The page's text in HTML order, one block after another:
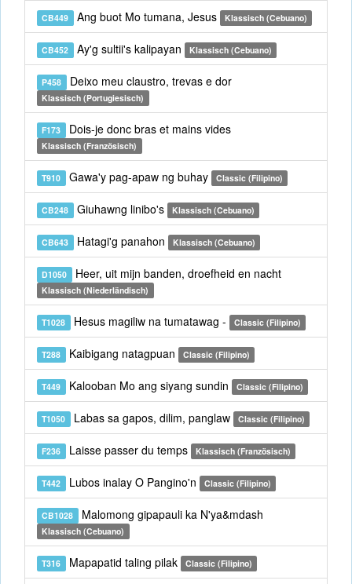
CB449 Ang buot Mo tumana, Jesus Klassisch (Cebuano)
CB452 Ay'g sultii's kalipayan Klassisch (Cebuano)
P458 Deixo meu claustro, trevas e dor
Klassisch (Portugiesisch)
F173 Dois-je donc bras et mains vides
Klassisch (Französisch)
T910 Gawa'y pag-apaw ng buhay Classic (Filipino)
CB248 Giuhawng linibo's Klassisch (Cebuano)
CB643 Hatagi'g panahon Klassisch (Cebuano)
D1050 Heer, uit mijn banden, droefheid en nacht
Klassisch (Niederländisch)
T1028 Hesus magiliw na tumatawag - Classic (Filipino)
T288 Kaibigang natagpuan Classic (Filipino)
T449 Kalooban Mo ang siyang sundin Classic (Filipino)
T1050 Labas sa gapos, dilim, panglaw Classic (Filipino)
F236 Laisse passer du temps Klassisch (Französisch)
T442 Lubos inalay O Pangino'n Classic (Filipino)
CB1028 Malomong gipapauli ka N'ya&mdash
Klassisch (Cebuano)
T316 Mapapatid taling pilak Classic (Filipino)